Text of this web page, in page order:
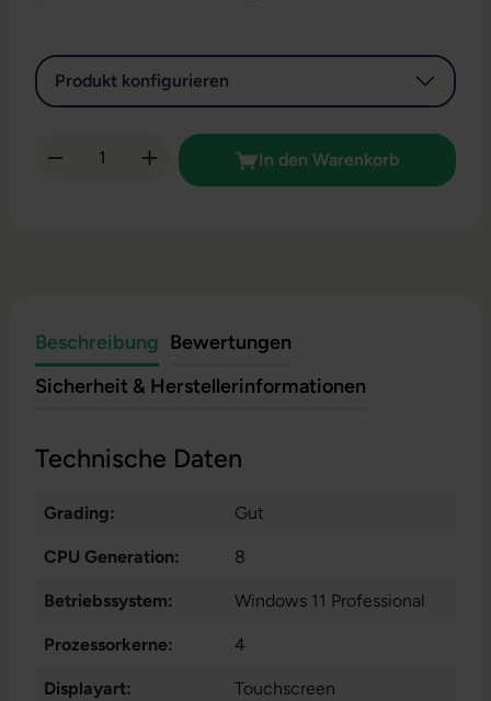
Produkt konfigurieren
Produkt Anzahl: Gib den gewünschten
In den Warenkorb
Beschreibung Bewertungen
Sicherheit & Herstellerinformationen
Technische Daten
Grading: Gut
CPU Generation: 8
Betriebssystem: Windows 11 Professional
Prozessorkerne: 4
Displayart: Touchscreen